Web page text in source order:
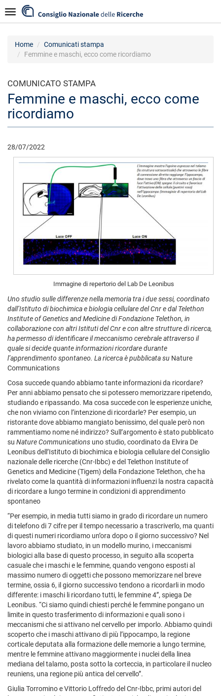
al
contenuto
Navigazione
Home
Comunicati stampa
Femmine e maschi, ecco come ricordiamo
COMUNICATO STAMPA
Femmine e maschi, ecco come
ricordiamo
28/07/2022
Immagine di repertorio del Lab De Leonibus
Uno studio sulle differenze nella memoria tra i due sessi, coordinato
dall’Istituto di biochimica e biologia cellulare del Cnr e dal Telethon
Institute of Genetics and Medicine di Fondazione Telethon, in
collaborazione con altri Istituti del Cnr e con altre strutture di ricerca,
ha permesso di identificare il meccanismo cerebrale attraverso il
quale si decide quante informazioni ricordare durante
l’apprendimento spontaneo. La ricerca è pubblicata su Nature
Communications
Cosa succede quando abbiamo tante informazioni da ricordare?
Per anni abbiamo pensato che si potessero memorizzare ripetendo,
studiando e ripassando. Ma cosa succede con le esperienze uniche,
che non viviamo con l’intenzione di ricordarle? Per esempio, un
ristorante dove abbiamo mangiato benissimo, del quale però non
rammentiamo nome né indirizzo? Sull’argomento è stato pubblicato
su Nature Communications uno studio, coordinato da Elvira De
Leonibus dell’Istituto di biochimica e biologia cellulare del Consiglio
nazionale delle ricerche (Cnr-Ibbc) e del Telethon Institute of
Genetics and Medicine (Tigem) della Fondazione Telethon, che ha
rivelato come la quantità di informazioni influenzi la nostra capacità
di ricordare a lungo termine in condizioni di apprendimento
spontaneo
“Per esempio, in media tutti siamo in grado di ricordare un numero
di telefono di 7 cifre per il tempo necessario a trascriverlo, ma quanti
di questi numeri ricordiamo un’ora dopo o il giorno successivo? Nel
lavoro abbiamo studiato, in un modello murino, i meccanismi
biologici alla base di questo processo, in seguito alla scoperta
casuale che i maschi e le femmine, quando vengono esposti al
massimo numero di oggetti che possono memorizzare nel breve
termine, ossia 6, il giorno successivo tendono a ricordarli in modo
differente: i maschi li ricordano tutti, le femmine 4”, spiega De
Leonibus. “Ci siamo quindi chiesti perché le femmine pongano un
limite in questo trasferimento di informazioni e quali sono i
meccanismi che si attivano nel cervello per imporlo. Abbiamo quindi
scoperto che i maschi attivano di più l’ippocampo, la regione
corticale deputata alla formazione delle memorie a lungo termine,
mentre le femmine attivano maggiormente i nuclei della linea
mediana del talamo, posta sotto la corteccia, in particolare il nucleo
reuniens, una regione più antica del cervello”.
Giulia Torromino e Vittorio Loffredo del Cnr-Ibbc, primi autori del